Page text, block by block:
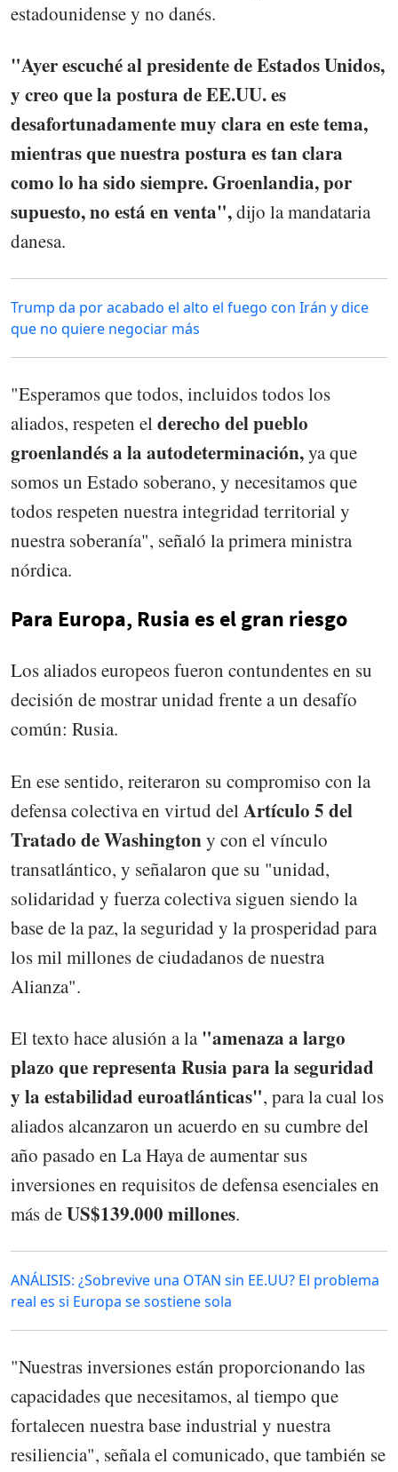
estadounidense y no danés.
"Ayer escuché al presidente de Estados Unidos,
y creo que la postura de EE.UU. es
desafortunadamente muy clara en este tema,
mientras que nuestra postura es tan clara
como lo ha sido siempre. Groenlandia, por
supuesto, no está en venta",dijo la mandataria
danesa.
Trump da por acabado el alto el fuego con Irán y dice
que no quiere negociar más
"Esperamos que todos, incluidos todos los
aliados, respeten elderecho del pueblo
groenlandés a la autodeterminación,ya que
somos un Estado soberano, y necesitamos que
todos respeten nuestra integridad territorial y
nuestra soberanía", señaló la primera ministra
nórdica.
Para Europa, Rusia es el gran riesgo
Los aliados europeos fueron contundentes en su
decisión de mostrar unidad frente a un desafío
común: Rusia.
En ese sentido, reiteraron su compromiso con la
defensa colectiva en virtud delArtículo 5 del
Tratado de Washingtony con el vínculo
transatlántico, y señalaron que su "unidad,
solidaridad y fuerza colectiva siguen siendo la
base de la paz, la seguridad y la prosperidad para
los mil millones de ciudadanos de nuestra
Alianza".
El texto hace alusión a la"amenaza a largo
plazo que representa Rusia para la seguridad
y la estabilidad euroatlánticas", para la cual los
aliados alcanzaron un acuerdo en su cumbre del
año pasado en La Haya de aumentar sus
inversiones en requisitos de defensa esenciales en
más deUS$139.000 millones.
ANÁLISIS: ¿Sobrevive una OTAN sin EE.UU? El problema
real es si Europa se sostiene sola
"Nuestras inversiones están proporcionando las
capacidades que necesitamos, al tiempo que
fortalecen nuestra base industrial y nuestra
resiliencia", señala el comunicado, que también se